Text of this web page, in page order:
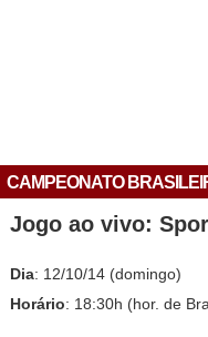
CAMPEONATO
Jogo ao vivo:
Dia: 12/10/14 (domingo)
Horário: 18:30h (hor. de